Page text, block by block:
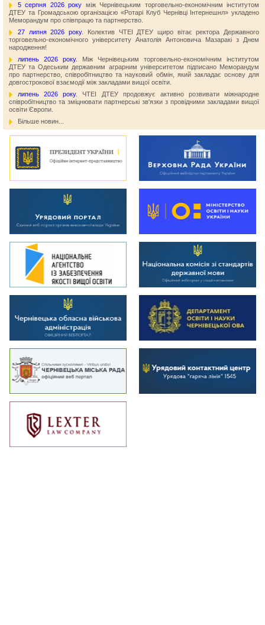
5 серпня 2026 року між Чернівецьким торговельно-економічним інститутом
ДТЕУ та Громадською організацією «Ротарі Клуб Чернівці Інтернешнл» укладено
Меморандум про співпрацю та партнерство.
27 липня 2026 року.
Колектив ЧТЕІ ДТЕУ щиро вітає ректора Державного
торговельно-економічного університету Анатолія Антоновича Мазаракі з Днем
народження!
липень 2026 року.
Між Чернівецьким торговельно-економічним інститутом
ДТЕУ та Одеським державним аграрним університетом підписано Меморандум
про партнерство, співробітництво та науковий обмін, який закладає основу для
довгострокової взаємодії між закладами вищої освіти.
липень 2026 року.
ЧТЕІ ДТЕУ продовжує активно розвивати міжнародне
співробітництво та зміцнювати партнерські зв'язки з провідними закладами вищої
освіти Європи.
Більше новин...